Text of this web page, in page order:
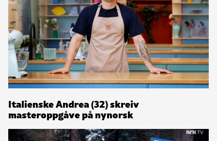
Italienske Andrea (32) skreiv
masteroppgåve på nynorsk